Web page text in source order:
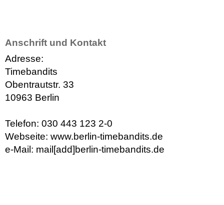
Anschrift und Kontakt
Adresse:
Timebandits
Obentrautstr. 33
10963 Berlin
Telefon: 030 443 123 2-0
Webseite: www.berlin-timebandits.de
e-Mail: mail[add]berlin-timebandits.de